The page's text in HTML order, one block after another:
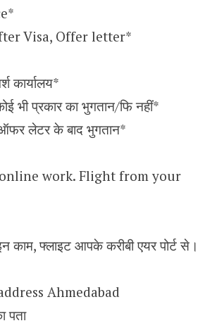
Visa, Offer letter*
कार्यालय*
भी प्रकार का भुगतान/फि नहीं*
लेटर के बाद भुगतान*
work. Flight from your
काम, फ्लाइट आपके करीबी एयर पोर्ट से।
Ahmedabad
पता